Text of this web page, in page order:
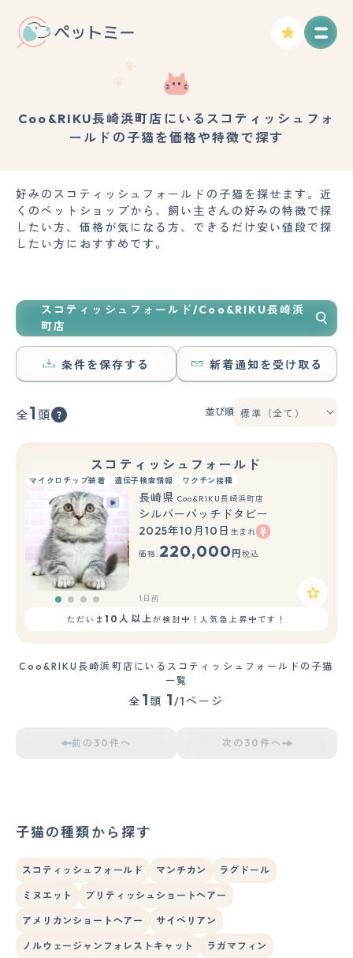
Coo&RIKU長崎浜町店にいるスコティッシュフォ
ールドの子猫を価格や特徴で探す
好みのスコティッシュフォールドの子猫を探せます。近
くのペットショップから、飼い主さんの好みの特徴で探
したい方、価格が気になる方、できるだけ安い値段で探
したい方におすすめです。
スコティッシュフォールド/Coo&RIKU長崎浜
町店
条件を保存する 新着通知を受け取る
全1 頭 並び順
スコティッシュフォールド
マイクロチップ装着 遺伝子検査情報 ワクチン接種
長崎県 Coo&RIKU長崎浜町店
シルバーパッチドタビー
2025年10月10日 生まれ
価格: 220,000 円 税込
1日前
ただいま10人以上が検討中！人気急上昇中です！
Coo&RIKU長崎浜町店にいるスコティッシュフォールドの子猫
一覧
全 1 頭 1/1ページ
前の30件へ 次の30件へ
子猫の種類から探す
スコティッシュフォールド マンチカン ラグドール
ミヌエット ブリティッシュショートヘアー
アメリカンショートヘアー サイベリアン
ノルウェージャンフォレストキャット ラガマフィン